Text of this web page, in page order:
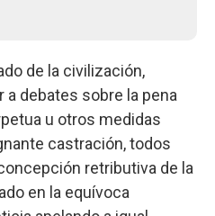
de la civilización,
debates sobre la pena
u otros medidas
castración, todos
retributiva de la
en la equívoca